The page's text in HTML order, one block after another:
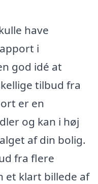
have
i
god idé at
tilbud fra
er en
og kan i høj
af din bolig.
fra flere
et klart billede af